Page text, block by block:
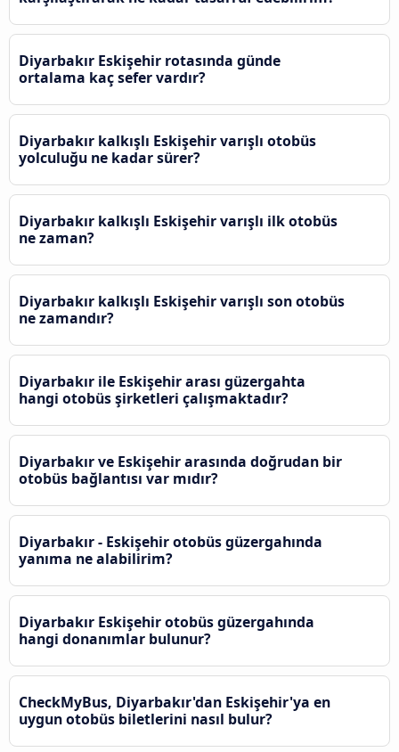
Diyarbakır Eskişehir rotasında günde
ortalama kaç sefer vardır?
Diyarbakır kalkışlı Eskişehir varışlı otobüs
yolculuğu ne kadar sürer?
Diyarbakır kalkışlı Eskişehir varışlı ilk otobüs
ne zaman?
Diyarbakır kalkışlı Eskişehir varışlı son otobüs
ne zamandır?
Diyarbakır ile Eskişehir arası güzergahta
hangi otobüs şirketleri çalışmaktadır?
Diyarbakır ve Eskişehir arasında doğrudan bir
otobüs bağlantısı var mıdır?
Diyarbakır - Eskişehir otobüs güzergahında
yanıma ne alabilirim?
Diyarbakır Eskişehir otobüs güzergahında
hangi donanımlar bulunur?
CheckMyBus, Diyarbakır'dan Eskişehir'ya en
uygun otobüs biletlerini nasıl bulur?